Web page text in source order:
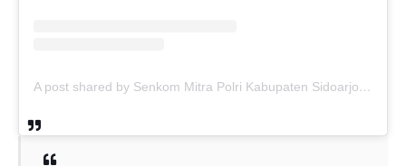
A post shared by Senkom Mitra Polri Kabupaten Sidoarjo (@senkom_sidoarjo)